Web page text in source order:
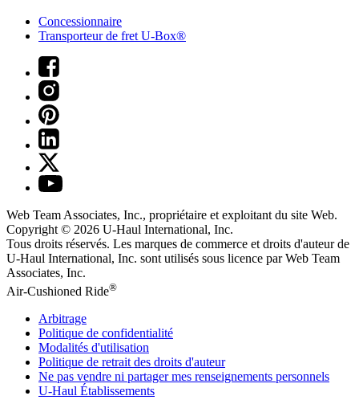
Concessionnaire
Transporteur de fret U-Box®
Web Team Associates, Inc., propriétaire et exploitant du site Web.
Copyright © 2026 U-Haul International, Inc.
Tous droits réservés. Les marques de commerce et droits d'auteur de
U-Haul International, Inc. sont utilisés sous licence par Web Team
Associates, Inc.
Air-Cushioned Ride®
Arbitrage
Politique de confidentialité
Modalités d'utilisation
Politique de retrait des droits d'auteur
Ne pas vendre ni partager mes renseignements personnels
U-Haul Établissements